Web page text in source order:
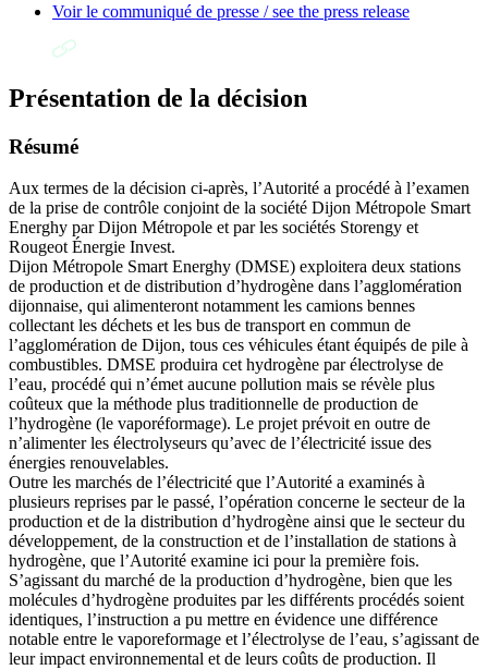
Voir le communiqué de presse / see the press release
Présentation de la décision
Résumé
Aux termes de la décision ci-après, l’Autorité a procédé à l’examen
de la prise de contrôle conjoint de la société Dijon Métropole Smart
Energhy par Dijon Métropole et par les sociétés Storengy et
Rougeot Énergie Invest.
Dijon Métropole Smart Energhy (DMSE) exploitera deux stations
de production et de distribution d’hydrogène dans l’agglomération
dijonnaise, qui alimenteront notamment les camions bennes
collectant les déchets et les bus de transport en commun de
l’agglomération de Dijon, tous ces véhicules étant équipés de pile à
combustibles. DMSE produira cet hydrogène par électrolyse de
l’eau, procédé qui n’émet aucune pollution mais se révèle plus
coûteux que la méthode plus traditionnelle de production de
l’hydrogène (le vaporéformage). Le projet prévoit en outre de
n’alimenter les électrolyseurs qu’avec de l’électricité issue des
énergies renouvelables.
Outre les marchés de l’électricité que l’Autorité a examinés à
plusieurs reprises par le passé, l’opération concerne le secteur de la
production et de la distribution d’hydrogène ainsi que le secteur du
développement, de la construction et de l’installation de stations à
hydrogène, que l’Autorité examine ici pour la première fois.
S’agissant du marché de la production d’hydrogène, bien que les
molécules d’hydrogène produites par les différents procédés soient
identiques, l’instruction a pu mettre en évidence une différence
notable entre le vaporeformage et l’électrolyse de l’eau, s’agissant de
leur impact environnemental et de leurs coûts de production. Il